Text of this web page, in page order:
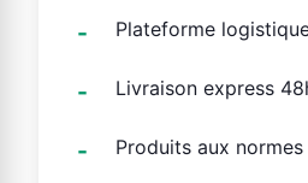
Plateforme
Livraison express
Produits aux normes